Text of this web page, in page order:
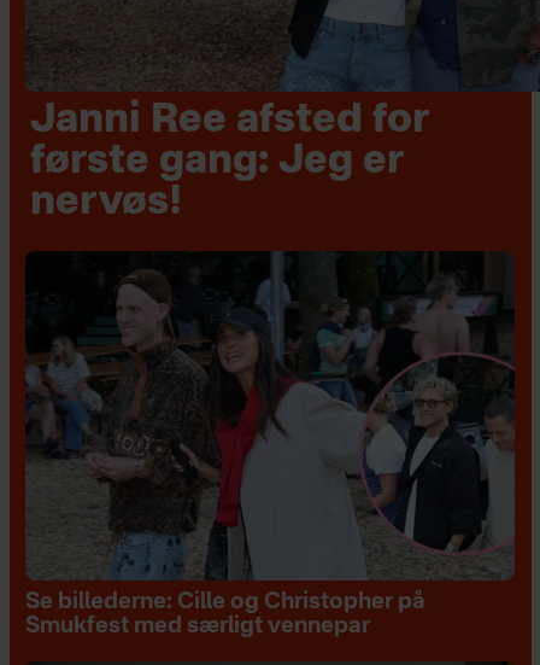
Janni Ree afsted for
første gang: Jeg er
nervøs!
Se billederne: Cille og Christopher på
Smukfest med særligt vennepar